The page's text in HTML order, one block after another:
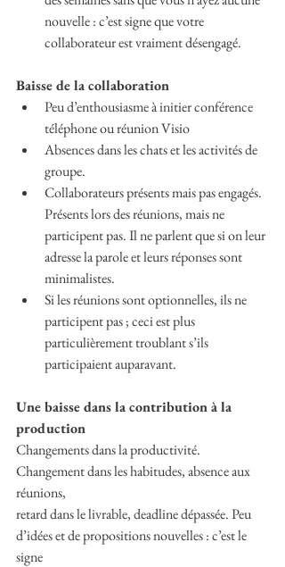
nouvelle : c’est signe que votre
collaborateur est vraiment désengagé.
Baisse de la collaboration
Peu d’enthousiasme à initier conférence
téléphone ou réunion Visio
Absences dans les chats et les activités de
groupe.
Collaborateurs présents mais pas engagés.
Présents lors des réunions, mais ne
participent pas. Il ne parlent que si on leur
adresse la parole et leurs réponses sont
minimalistes.
Si les réunions sont optionnelles, ils ne
participent pas ; ceci est plus
particulièrement troublant s’ils
participaient auparavant.
Une baisse dans la contribution à la
production
Changements dans la productivité.
Changement dans les habitudes, absence aux
réunions,
retard dans le livrable, deadline dépassée. Peu
d’idées et de propositions nouvelles : c’est le
signe